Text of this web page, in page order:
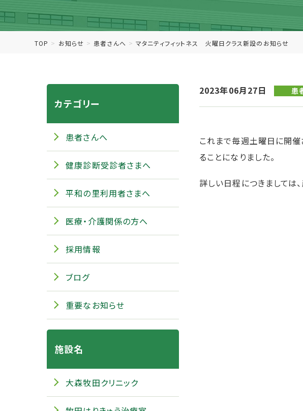
TOP お知らせ 患者さんへ マタニティフィットネス 火曜日クラス新設のお知らせ
2023年06月27日 患
これまで毎週土曜日に開催
ることになりました。
詳しい日程につきましては
カテゴリー
患者さんへ
健康診断受診者さまへ
平和の里利用者さまへ
医療・介護関係の方へ
採用情報
ブログ
重要なお知らせ
施設名
大森牧田クリニック